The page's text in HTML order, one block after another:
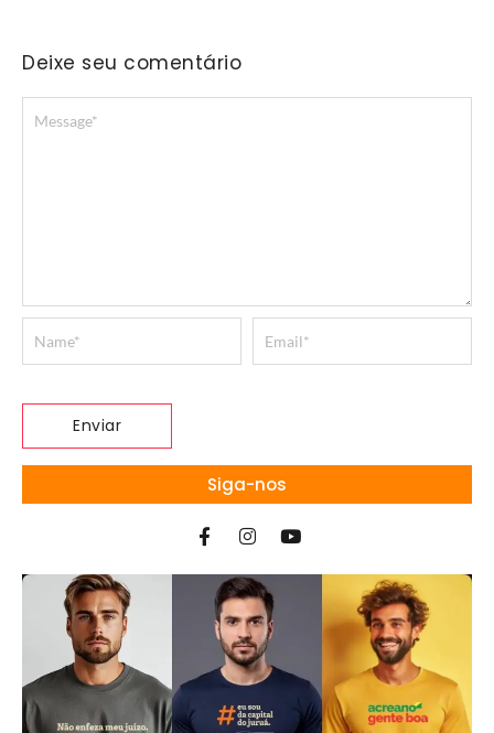
Deixe seu comentário
Siga-nos